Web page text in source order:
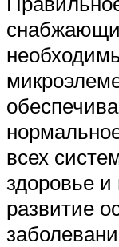
всех
здоровье
развитие